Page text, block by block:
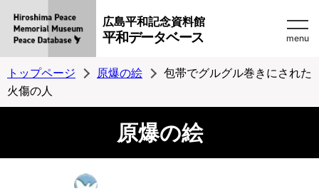
広島平和記念資料館
平和データベース menu
トップページ 原爆の絵
包帯でグルグル巻きにされた
火傷の人
原爆の絵